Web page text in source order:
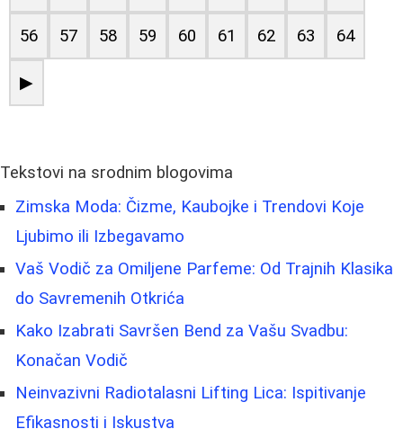
56 57 58 59 60 61 62 63 64
▶
Tekstovi na srodnim blogovima
Zimska Moda: Čizme, Kaubojke i Trendovi Koje
Ljubimo ili Izbegavamo
Vaš Vodič za Omiljene Parfeme: Od Trajnih Klasika
do Savremenih Otkrića
Kako Izabrati Savršen Bend za Vašu Svadbu:
Konačan Vodič
Neinvazivni Radiotalasni Lifting Lica: Ispitivanje
Efikasnosti i Iskustva